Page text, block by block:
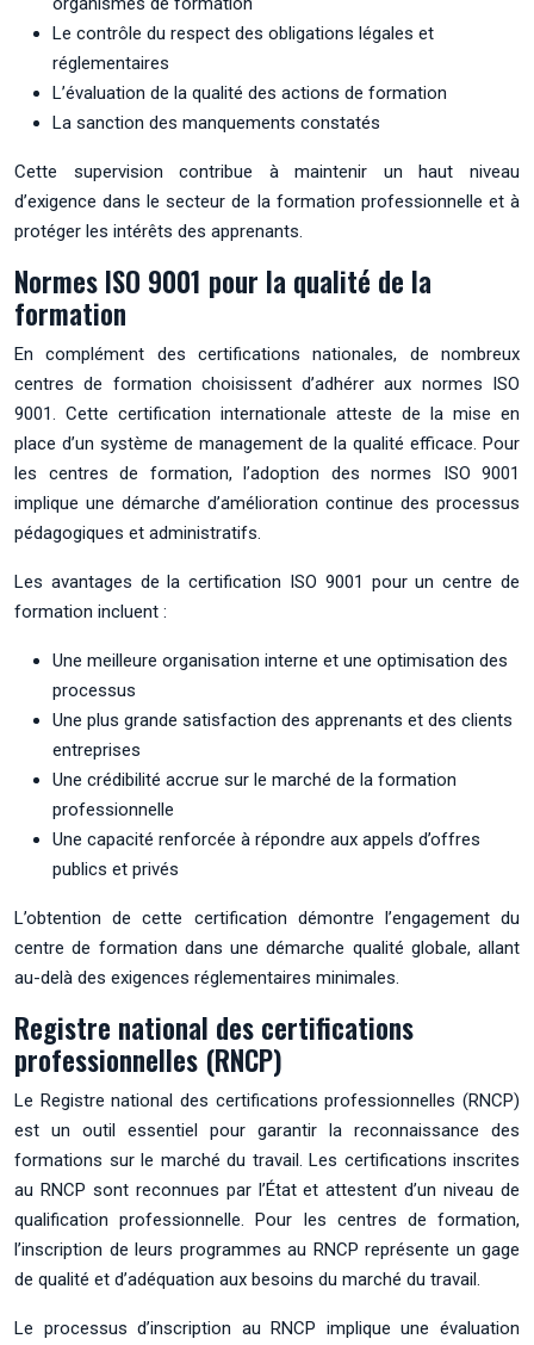
Le contrôle du respect des obligations légales et
réglementaires
L’évaluation de la qualité des actions de formation
La sanction des manquements constatés
Cette supervision contribue à maintenir un haut niveau
d’exigence dans le secteur de la formation professionnelle et à
protéger les intérêts des apprenants.
Normes ISO 9001 pour la qualité de la
formation
En complément des certifications nationales, de nombreux
centres de formation choisissent d’adhérer aux normes ISO
9001. Cette certification internationale atteste de la mise en
place d’un système de management de la qualité efficace. Pour
les centres de formation, l’adoption des normes ISO 9001
implique une démarche d’amélioration continue des processus
pédagogiques et administratifs.
Les avantages de la certification ISO 9001 pour un centre de
formation incluent :
Une meilleure organisation interne et une optimisation des
processus
Une plus grande satisfaction des apprenants et des clients
entreprises
Une crédibilité accrue sur le marché de la formation
professionnelle
Une capacité renforcée à répondre aux appels d’offres
publics et privés
L’obtention de cette certification démontre l’engagement du
centre de formation dans une démarche qualité globale, allant
au-delà des exigences réglementaires minimales.
Registre national des certifications
professionnelles (RNCP)
Le Registre national des certifications professionnelles (RNCP)
est un outil essentiel pour garantir la reconnaissance des
formations sur le marché du travail. Les certifications inscrites
au RNCP sont reconnues par l’État et attestent d’un niveau de
qualification professionnelle. Pour les centres de formation,
l’inscription de leurs programmes au RNCP représente un gage
de qualité et d’adéquation aux besoins du marché du travail.
Le processus d’inscription au RNCP implique une évaluation